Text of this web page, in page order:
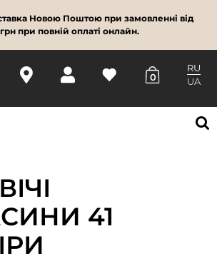
Новою Поштою при замовленні від
при повній оплаті онлайн.
0
RU
UA
41